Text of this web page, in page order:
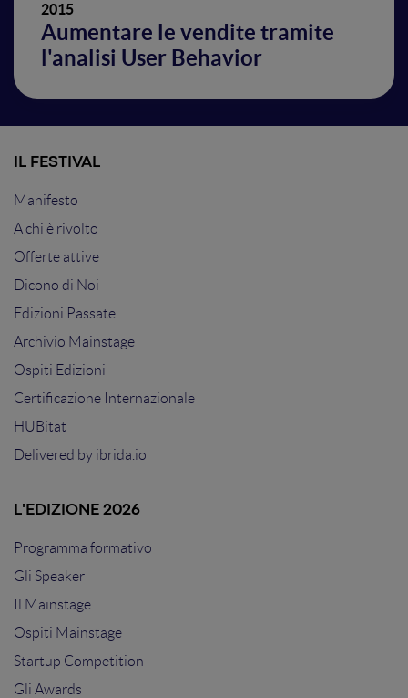
2015
Aumentare le vendite tramite
l'analisi User Behavior
IL FESTIVAL
Manifesto
A chi è rivolto
Offerte attive
Dicono di Noi
Edizioni Passate
Archivio Mainstage
Ospiti Edizioni
Certificazione Internazionale
HUBitat
Delivered by ibrida.io
L'EDIZIONE 2026
Programma formativo
Gli Speaker
Il Mainstage
Ospiti Mainstage
Startup Competition
Gli Awards